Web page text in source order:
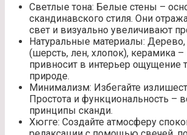
Светлые тона: Белые стены –
скандинавского стиля. Они
свет и визуально увеличивают
Натуральные материалы: Дерево,
(шерсть, лен, хлопок), керамика –
привносит в интерьер ощущение
природе.
Минимализм: Избегайте
Простота и функциональность –
принципы сканди.
Хюгге: Создайте атмосферу